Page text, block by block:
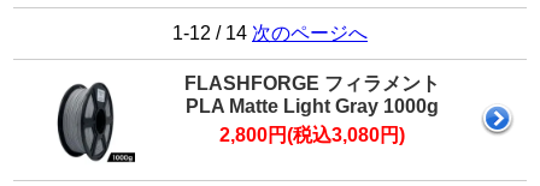
その他
湿ボックス
燥剤
PP用タックシート
在庫処分セール
サポート
お問い合わせ ダウンロード FAQ
ショールーム
オフィシャルサイト
1-12 / 14 次のページへ
FLASHFORGE フィラメント
PLA Matte Light Gray 1000g
2,800円(税込3,080円)